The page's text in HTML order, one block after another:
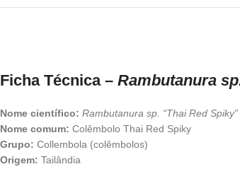
Ficha Técnica – Rambutanura
Nome científico: Rambutanura sp. “Thai Red Spiky”
Nome comum: Colêmbolo Thai Red Spiky
Grupo: Collembola (colêmbolos)
Origem: Tailândia